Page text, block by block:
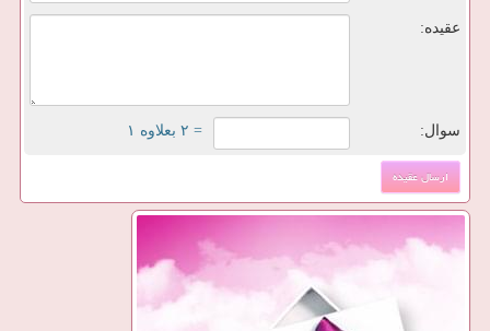
عقیده:
سوال: = ۲ بعلاوه ۱